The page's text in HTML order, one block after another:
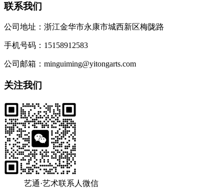
联系我们
公司地址：浙江金华市永康市城西新区梅陇路
手机号码：15158912583
公司邮箱：minguiming@yitongarts.com
关注我们
艺通·艺术联系人微信